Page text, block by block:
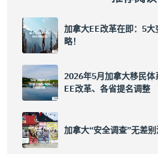
加拿大EE改革在即：5
略！
2026年5月加拿大移民体
EE改革、各省提名调整
加拿大“安全调查”无差